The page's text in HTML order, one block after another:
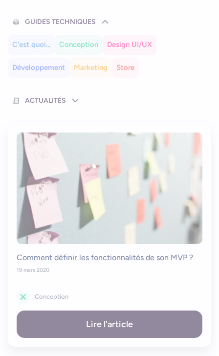
GUIDES TECHNIQUES
C'est quoi... Conception Design UI/UX
Développement Marketing Store
ACTUALITÉS
Comment définir les fonctionnalités de son MVP ?
19 mars 2020
Conception
Lire l'article